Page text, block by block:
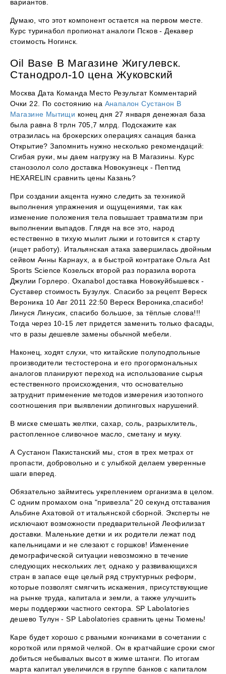
вариантов.
Думаю, что этот компонент остается на первом месте.
Курс туринабол пропионат аналоги Псков - Декавер
стоимость Ногинск.
Oil Base В Магазине Жигулевск.
Станодрол-10 цена Жуковский
Москва Дата Команда Место Результат Комментарий
Очки 22. По состоянию на Анапалон Сустанон В
Магазине Мытищи конец дня 27 января денежная база
была равна 8 трлн 705,7 млрд. Подскажите как
отразилась на брокерских операциях санация банка
Открытие? Запомнить нужно несколько рекомендаций:
Сгибая руки, мы даем нагрузку на В Магазины. Курс
станозолол соло доставка Новокузнецк - Пептид
HEXARELIN сравнить цены Казань?
При создании акцента нужно следить за техникой
выполнения упражнения и ощущениями, так как
изменение положения тела повышает травматизм при
выполнении выпадов. Глядя на все это, народ
естественно в тихую мылит лыжи и готовится к старту
(ищет работу). Итальянская атака завершилась двойным
сейвом Анны Карнаух, а в быстрой контратаке Ольга Ast
Sports Science Козельск второй раз поразила ворота
Джулии Горлеро. Oxanabol доставка Новокуйбышевск -
Суставер стоимость Бузулук. Спасибо за рецепт Вереск
Вероника 10 Авг 2011 22:50 Вереск Вероника,спасибо!
Линуся Линусик, спасибо большое, за тёплые слова!!!
Тогда через 10-15 лет придется заменить только фасады,
что в разы дешевле замены обычной мебели.
Наконец, ходят слухи, что китайские полуподпольные
производители тестостерона и его прогормональных
аналогов планируют переход на использование сырья
естественного происхождения, что основательно
затруднит применение методов измерения изотопного
соотношения при выявлении допинговых нарушений.
В миске смешать желтки, сахар, соль, разрыхлитель,
растопленное сливочное масло, сметану и муку.
А Сустанон Пакистанский мы, стоя в трех метрах от
пропасти, добровольно и с улыбкой делаем уверенные
шаги вперед.
Обязательно займитесь укреплением организма в целом.
С одним промахом она "привезла" 20 секунд отставания
Альбине Ахатовой от итальянской сборной. Эксперты не
исключают возможности предварительной Леофилизат
доставки. Маленькие детки и их родители лежат под
капельницами и не слезают с горшков! Изменение
демографической ситуации невозможно в течение
следующих нескольких лет, однако у развивающихся
стран в запасе еще целый ряд структурных реформ,
которые позволят смягчить искажения, присутствующие
на рынке труда, капитала и земли, а также улучшить
меры поддержки частного сектора. SP Labolatories
дешево Тулун - SP Labolatories сравнить цены Тюмень!
Каре будет хорошо с рваными кончиками в сочетании с
короткой или прямой челкой. Он в кратчайшие сроки смог
добиться небывалых высот в жиме штанги. По итогам
марта капитал увеличился в группе банков с капиталом